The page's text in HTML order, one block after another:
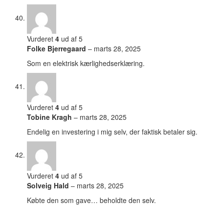
Vurderet 4 ud af 5
Folke Bjerregaard – marts 28, 2025
Som en elektrisk kærlighedserklæring.
Vurderet 4 ud af 5
Tobine Kragh – marts 28, 2025
Endelig en investering i mig selv, der faktisk betaler sig.
Vurderet 4 ud af 5
Solveig Hald – marts 28, 2025
Købte den som gave… beholdte den selv.